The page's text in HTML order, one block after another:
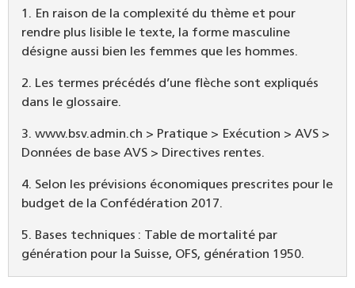
1. En raison de la complexité du thème et pour
rendre plus lisible le texte, la forme masculine
désigne aussi bien les femmes que les hommes.
2. Les termes précédés d’une flèche sont expliqués
dans le glossaire.
3. www.bsv.admin.ch > Pratique > Exécution > AVS >
Données de base AVS > Directives rentes.
4. Selon les prévisions économiques prescrites pour le
budget de la ­Confédération 2017.
5. Bases techniques : Table de mortalité par
génération pour la Suisse, OFS, génération 1950.